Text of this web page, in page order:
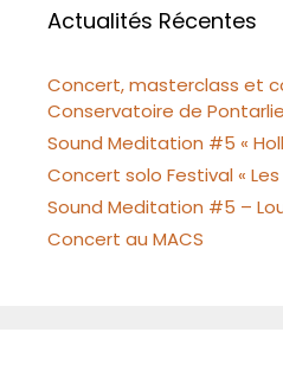
Actualités Récentes
Concert, masterclass et
Conservatoire de
Sound Meditation #5 «
Concert solo Festival «
Sound Meditation #5 –
Concert au MACS